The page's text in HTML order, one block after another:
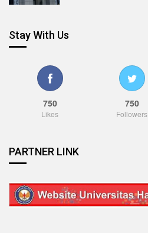
Stay With Us
750
Likes
750
Followers
PARTNER LINK